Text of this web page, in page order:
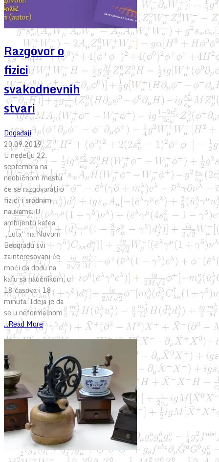
Razgovor o
fizici
svakodnevnih
stvari
Događaji
20.09.2019.
U nedelju 22.
septembra na
neobičnom mestu
će se razgovarati o
fizici i srodnim
naukama. U
ambijentu kafea
„Lola“ na Novom
Beogradu svi
zainteresovani će
moći da dođu na
kafu sa naučnikom, u
18 časova i 18
minuta. Ideja je da
se u neformalnom
...Read More